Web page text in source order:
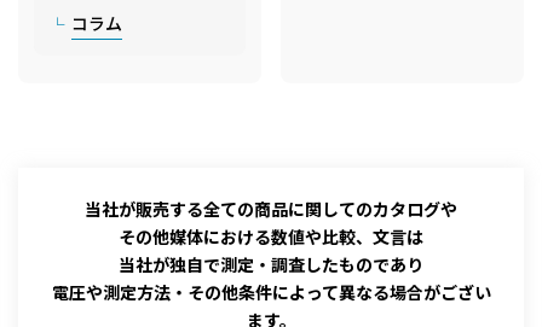
コラム
当社が販売する全ての商品に関してのカタログや
その他媒体における数値や比較、文言は
当社が独自で測定・調査したものであり
電圧や測定方法・その他条件によって異なる場合がござい
ます。